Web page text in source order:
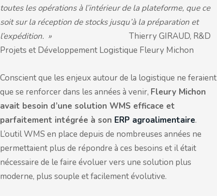
toutes les opérations à l’intérieur de la plateforme, que ce
soit sur la réception de stocks jusqu’à la préparation et
l’expédition. » Thierry GIRAUD, R&D
Projets et Développement Logistique Fleury Michon
Conscient que les enjeux autour de la logistique ne feraient
que se renforcer dans les années à venir, Fleury Michon
avait besoin d’une solution WMS efficace et
parfaitement intégrée à son ERP agroalimentaire.
L’outil WMS en place depuis de nombreuses années ne
permettaient plus de répondre à ces besoins et il était
nécessaire de le faire évoluer vers une solution plus
moderne, plus souple et facilement évolutive.